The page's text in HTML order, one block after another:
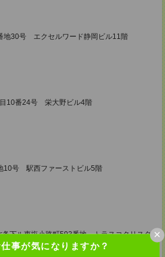
事が気になりますか？
×
地30号 エクセルワード静岡ビル11階
10番24号 栄大野ビル4階
10号 駅西ファーストビル5階
条下ル東塩小路町593番地 トラスコクリスタ